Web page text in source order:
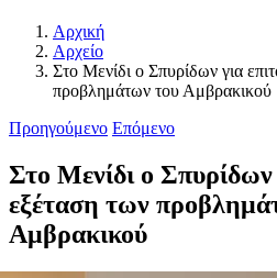
Αρχική
Αρχείο
Στο Μενίδι ο Σπυρίδων για
προβλημάτων του Αμβρακικού
Προηγούμενο Επόμενο
Στο Μενίδι ο Σπυρίδων
εξέταση των
Αμβρακικού